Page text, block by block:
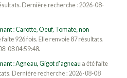
Dernière recherche : 2026-08-
: Carotte, Oeuf, Tomate, non
faite 926 fois. Elle renvoie 87 résultats.
08 04:59:48.
: Agneau, Gigot d'agneau a été faite
Dernière recherche : 2026-08-08